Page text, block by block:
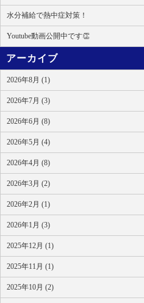
水分補給で熱中症対策！
Youtube動画公開中です👏
アーカイブ
2026年8月 (1)
2026年7月 (3)
2026年6月 (8)
2026年5月 (4)
2026年4月 (8)
2026年3月 (2)
2026年2月 (1)
2026年1月 (3)
2025年12月 (1)
2025年11月 (1)
2025年10月 (2)